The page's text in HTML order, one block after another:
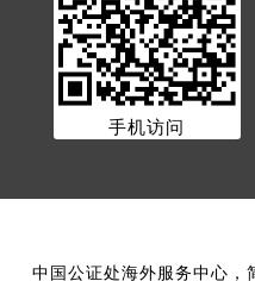
手机访问
中国公证处海外服务中心，